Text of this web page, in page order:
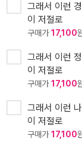
그래서 이런
이 저절로
구매가17,100
그래서 이런
이 저절로
구매가17,100
그래서 이런
이 저절로
구매가17,100